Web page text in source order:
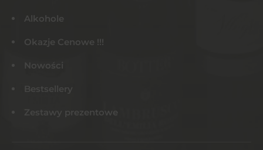
Alkohole
Okazje Cenowe !!!
Nowości
Bestsellery
Zestawy prezentowe